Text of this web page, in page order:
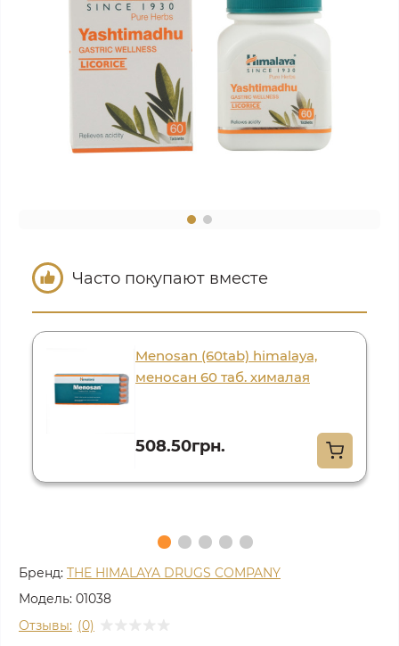
Часто покупают вместе
Menosan (60tab) himalaya,
меносан 60 таб. хималая
508.50грн.
Бренд: THE HIMALAYA DRUGS COMPANY
Модель: 01038
Отзывы: (0)